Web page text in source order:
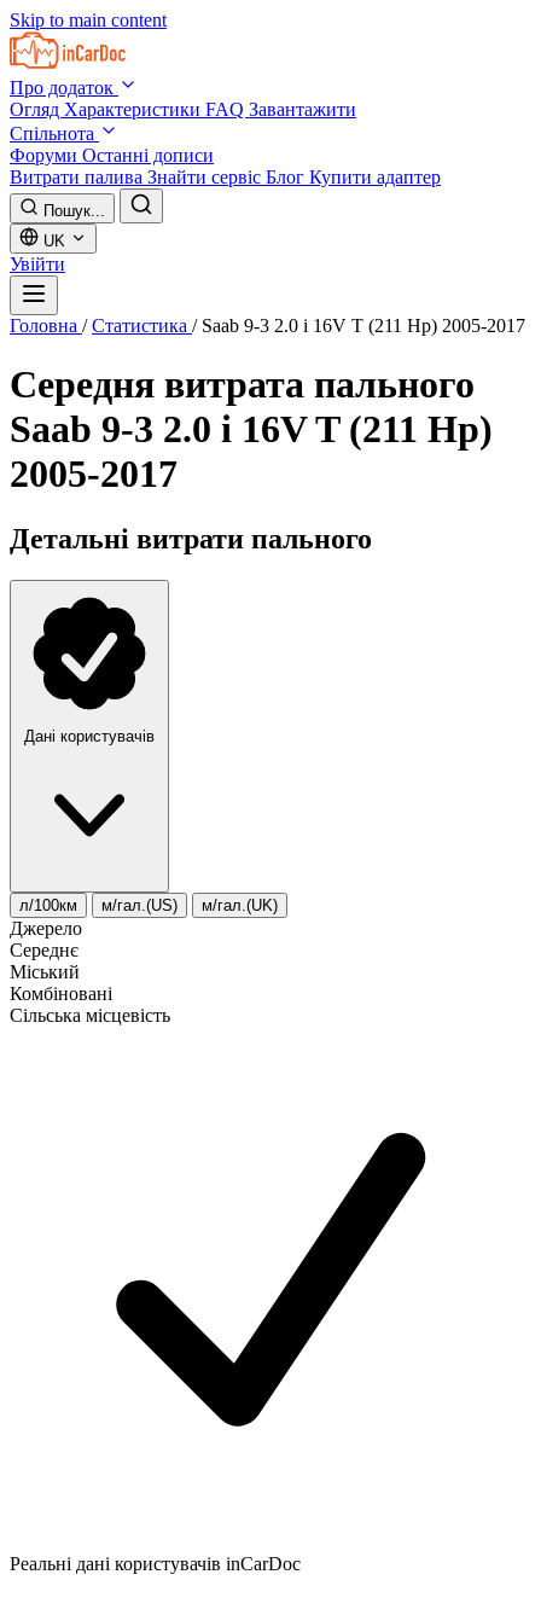
Skip to main content
Про додаток
Огляд Характеристики FAQ Завантажити
Спільнота
Форуми Останні дописи
Витрати палива Знайти сервіс Блог Купити адаптер
Пошук...
UK
Увійти
Головна / Статистика / Saab 9-3 2.0 i 16V T (211 Hp) 2005-2017
Середня витрата пального
Saab 9-3 2.0 i 16V T (211 Hp)
2005-2017
Детальні витрати пального
Дані користувачів
л/100км м/гал.(US) м/гал.(UK)
Джерело
Середнє
Міський
Комбіновані
Сільська місцевість
Реальні дані користувачів inCarDoc